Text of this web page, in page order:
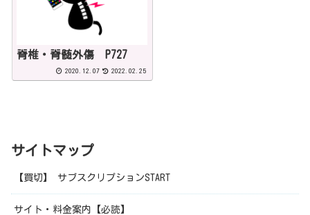
脊椎・脊髄外傷 P727
2020.12.07 2022.02.25
サイトマップ
【買切】 サブスクリプションSTART
サイト・料金案内【必読】